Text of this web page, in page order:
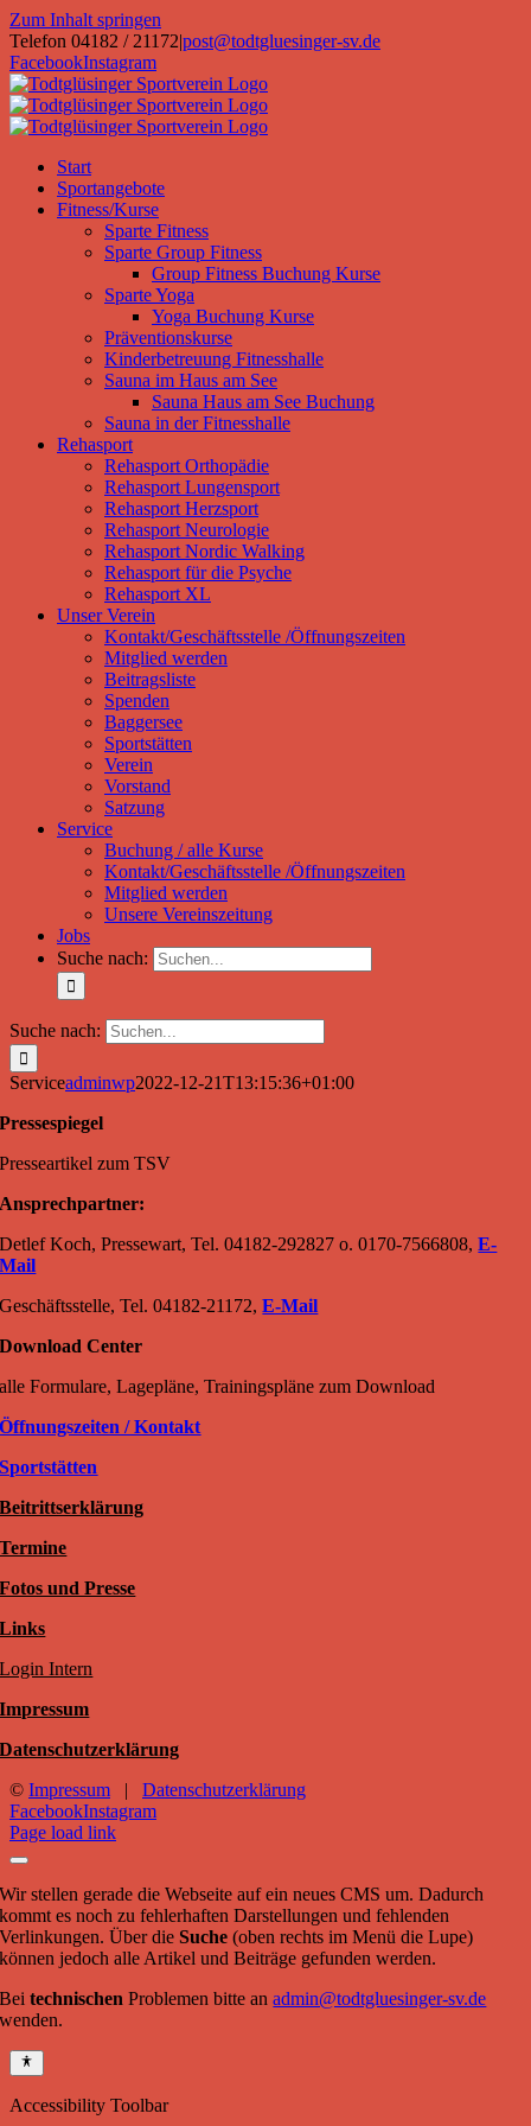
Zum Inhalt springen
Telefon 04182 / 21172|post@todtgluesinger-sv.de
FacebookInstagram
Start
Sportangebote
Fitness/Kurse
Sparte Fitness
Sparte Group Fitness
Group Fitness Buchung Kurse
Sparte Yoga
Yoga Buchung Kurse
Präventionskurse
Kinderbetreuung Fitnesshalle
Sauna im Haus am See
Sauna Haus am See Buchung
Sauna in der Fitnesshalle
Rehasport
Rehasport Orthopädie
Rehasport Lungensport
Rehasport Herzsport
Rehasport Neurologie
Rehasport Nordic Walking
Rehasport für die Psyche
Rehasport XL
Unser Verein
Kontakt/Geschäftsstelle /Öffnungszeiten
Mitglied werden
Beitragsliste
Spenden
Baggersee
Sportstätten
Verein
Vorstand
Satzung
Service
Buchung / alle Kurse
Kontakt/Geschäftsstelle /Öffnungszeiten
Mitglied werden
Unsere Vereinszeitung
Jobs
Suche nach:
Suche nach:
Serviceadminwp2022-12-21T13:15:36+01:00
Pressespiegel
Presseartikel zum TSV
Ansprechpartner:
Detlef Koch, Pressewart, Tel. 04182-292827 o. 0170-7566808,E-
Mail
Geschäftsstelle, Tel. 04182-21172,E-Mail
Download Center
alle Formulare, Lagepläne, Trainingspläne zum Download
Öffnungszeiten / Kontakt
Sportstätten
Beitrittserklärung
Termine
Fotos und Presse
Links
Login Intern
Impressum
Datenschutzerklärung
© Impressum | Datenschutzerklärung
FacebookInstagram
Page load link
Wir stellen gerade die Webseite auf ein neues CMS um. Dadurch
kommt es noch zu fehlerhaften Darstellungen und fehlenden
Verlinkungen. Über dieSuche (oben rechts im Menü die Lupe)
können jedoch alle Artikel und Beiträge gefunden werden.
Beitechnischen Problemen bitte anadmin@todtgluesinger-sv.de
wenden.
Accessibility Toolbar